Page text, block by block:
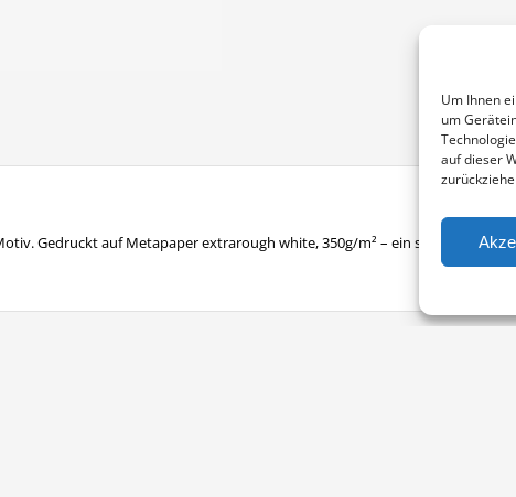
Um Ihnen
um
auf dieser
Gedruckt auf Metapaper extrarough white, 350g/m² – ein sehr raues